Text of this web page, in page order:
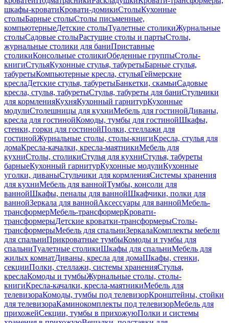
шкафы-кроватиКровати-домикиСтолыКухонные
столыБарные столыСтолы письменные,
компьютерныеДетские столыТуалетные столикиЖурнальные
столыСадовые столыРастущие столы и партыСтолы,
журнальные столики для баниПриставные
столикиКонсольные столикиОбеденные группыСтолы-
книгиСтульяКухонные стулья, табуретыБарные стулья,
табуретыКомпьютерные кресла, стульяГеймерские
креслаДетские стулья, табуретыБанкетки, скамьиСадовые
кресла, стулья, табуретыСтулья, табуреты для баниСтульчики
для кормленияКухняКухонный гарнитурКухонные
модулиСтолешницы для кухниМебель для гостинойДиваны,
кресла для гостинойКомоды, тумбы для гостинойШкафы,
стенки, горки для гостинойПолки, стеллажи для
гостинойЖурнальные столы, столы-книгиКресла, стулья для
домаКресла-качалки, кресла-маятникиМебель для
кухниСтолы, столикиСтулья для кухниСтулья, табуреты
барныеКухонный гарнитурКухонные модулиКухонные
уголки, диваныСтульчики для кормленияСистемы хранения
для кухниМебель для ваннойТумбы, консоли для
ваннойШкафы, пеналы для ваннойШкафчики, полки для
ваннойЗеркала для ваннойАксессуары для ваннойМебель-
трансформерМебель-трансформерКровати-
трансформерыДетские кроватки-трансформерыСтолы-
трансформерыМебель для спальниЗеркалаКомплекты мебели
для спальниПрикроватные тумбыКомоды и тумбы для
спальниТуалетные столикиШкафы для спальниМебель для
жилых комнатДиваны, кресла для домаШкафы, стенки,
секцииПолки, стеллажи, системы храненияСтулья,
креслаКомоды и тумбыЖурнальные столы, столы-
книгиКресла-качалки, кресла-маятникиМебель для
телевизораКомоды, тумбы под телевизорКронштейны, стойки
для телевизораКаминокомплекты под телевизорМебель для
прихожейСекции, тумбы в прихожуюПолки и системы